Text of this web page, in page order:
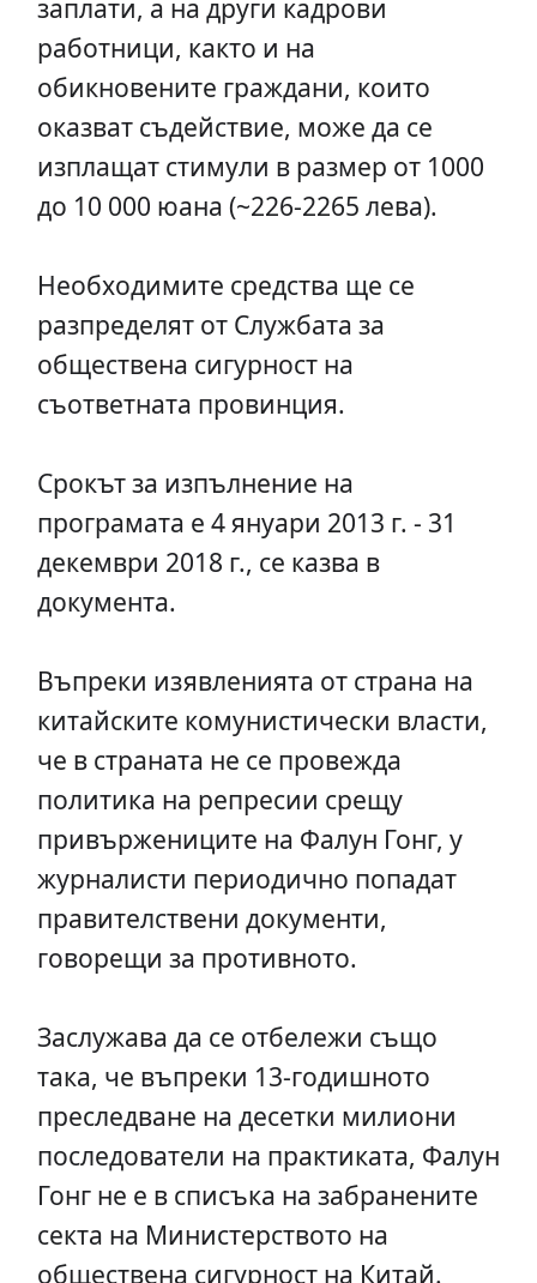
заплати, а на други кадрови
работници, както и на
обикновените граждани, които
оказват съдействие, може да се
изплащат стимули в размер от 1000
до 10 000 юана (~226-2265 лева).
Необходимите средства ще се
разпределят от Службата за
обществена сигурност на
съответната провинция.
Срокът за изпълнение на
програмата е 4 януари 2013 г. - 31
декември 2018 г., се казва в
документа.
Въпреки изявленията от страна на
китайските комунистически власти,
че в страната не се провежда
политика на репресии срещу
привържениците на Фалун Гонг, у
журналисти периодично попадат
правителствени документи,
говорещи за противното.
Заслужава да се отбележи също
така, че въпреки 13-годишното
преследване на десетки милиони
последователи на практиката, Фалун
Гонг не е в списъка на забранените
секта на Министерството на
обществена сигурност на Китай.